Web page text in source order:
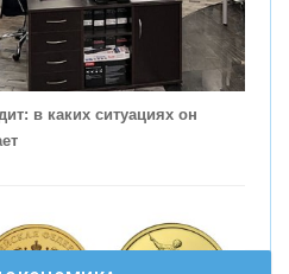
главных трендов в
- «Интервью»
в каких ситуациях он